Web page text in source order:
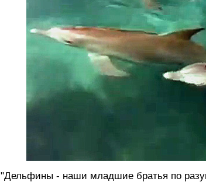
"Дельфины - наши младшие братья по